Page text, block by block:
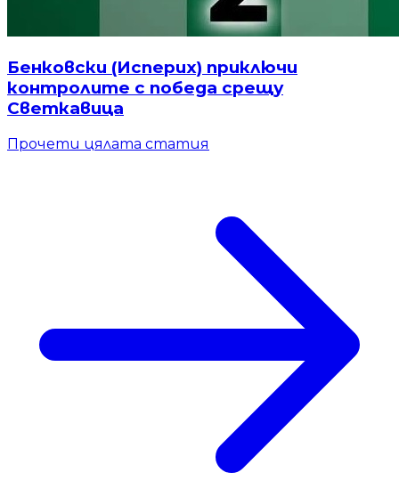
Бенковски (Исперих) приключи
контролите с победа срещу
Светкавица
Прочети цялата статия